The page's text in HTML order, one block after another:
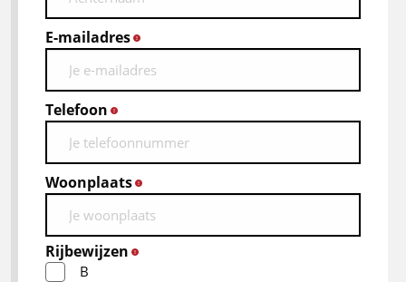
E-mailadres
Telefoon
Woonplaats
Rijbewijzen
B